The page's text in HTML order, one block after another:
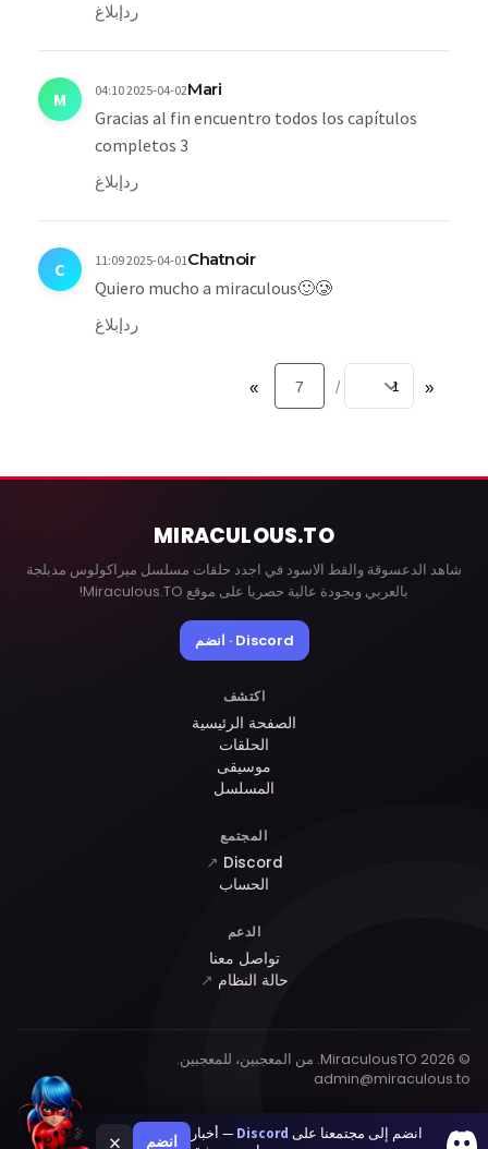
انضم إلى مجتمعنا على Discord — أخبار
انضم ×
ردإبلاغ
M Mari
2025-04-02 04:10
Gracias al fin encuentro todos los capítulos
completos 3
ردإبلاغ
C Chatnoir
2025-04-01 11:09
Quiero mucho a miraculous🙂🥲
ردإبلاغ
«
/
7
»
MIRACULOUS.TO
شاهد الدعسوقة والقط الاسود في اجدد حلقات مسلسل ميراكولوس مدبلجة
بالعربي وبجودة عالية حصريا على موقع Miraculous.TO!
Discord · انضم
اكتشف
الصفحة الرئيسية
الحلقات
موسيقى
المسلسل
المجتمع
Discord
↗
الحساب
الدعم
تواصل معنا
حالة النظام ↗
© 2026 MiraculousTO. من المعجبين، للمعجبين.
admin@miraculous.to